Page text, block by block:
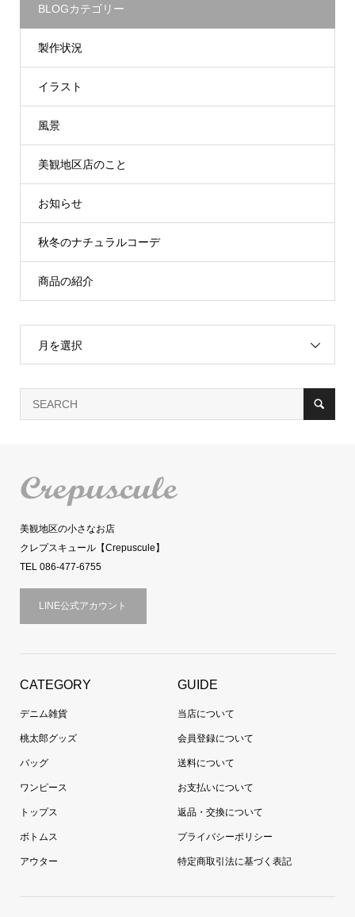
BLOGカテゴリー
製作状況
イラスト
風景
美観地区店のこと
お知らせ
秋冬のナチュラルコーデ
商品の紹介
月を選択
美観地区の小さなお店
クレプスキュール【Crepuscule】
TEL 086-477-6755
LINE公式アカウント
CATEGORY
デニム雑貨
桃太郎グッズ
バッグ
ワンピース
トップス
ボトムス
アウター
GUIDE
当店について
会員登録について
送料について
お支払いについて
返品・交換について
プライバシーポリシー
特定商取引法に基づく表記